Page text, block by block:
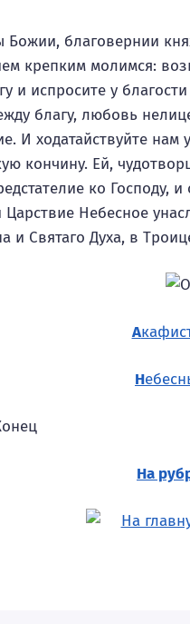
Божии, благовернии
крепким молимся:
и испросите у
благу, любовь
И ходатайствуйте
кончину. Ей,
ко
Царствие Небесное
и Святаго Духа, в
А
Н
На